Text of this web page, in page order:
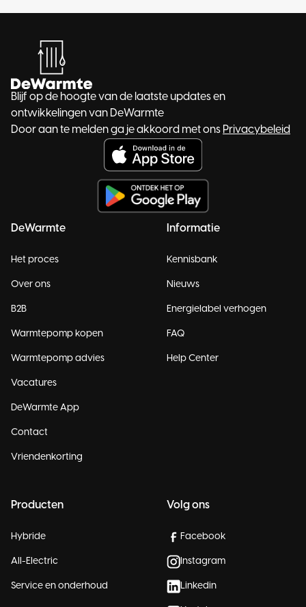
Blijf op de hoogte van de laatste updates en
ontwikkelingen van DeWarmte
Door aan te melden ga je akkoord met ons Privacybeleid
DeWarmte
Het proces
Over ons
B2B
Warmtepomp kopen
Warmtepomp advies
Vacatures
DeWarmte App
Contact
Vriendenkorting
Informatie
Kennisbank
Nieuws
Energielabel verhogen
FAQ
Help Center
Producten
Hybride
All-Electric
Service en onderhoud
Volg ons
Facebook
Instagram
Linkedin